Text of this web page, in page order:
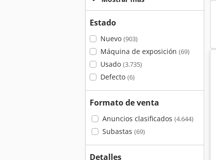
Estado
Nuevo (903)
Máquina de exposición (69)
Usado (3.735)
Defecto (6)
Formato de venta
Anuncios clasificados (4.644)
Subastas (69)
Detalles